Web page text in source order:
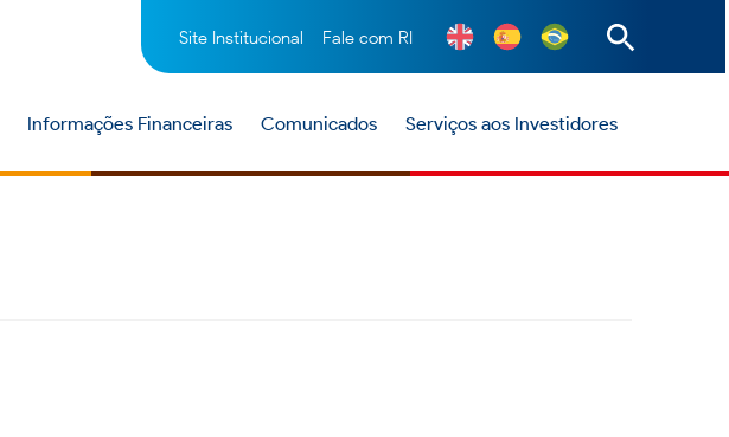
Site Institucional Fale com RI
Informações Financeiras Comunicados Serviços aos Investidores